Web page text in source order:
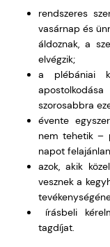
rendszeres
vasárnap és
áldoznak, a
elvégzik;
a plébániai
szorosabbra
évente
nem tehetik –
napot
azok, akik
vesznek a
írásbeli
tagdíjat.